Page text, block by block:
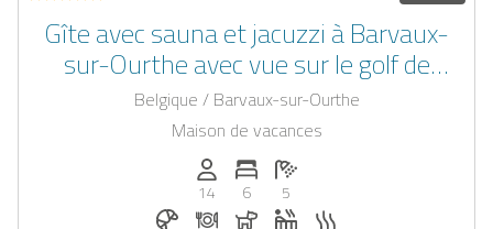
Gîte avec sauna et jacuzzi à Barvaux-
sur-Ourthe avec vue sur le golf de
Durbuy
Belgique / Barvaux-sur-Ourthe
Maison de vacances
Personnes (max): 14
14
Nombre de chambres: 6
6
Nombre de salles de bain: 5
5
Petit-déjeuner réservable chez Casapilot
Dîner sur demande
Chiens autorisés
Jacuzzi